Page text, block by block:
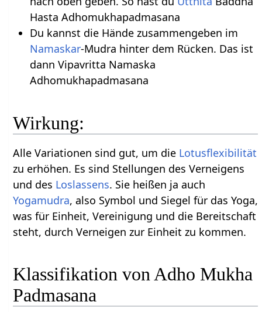
Hasta Adhomukhapadmasana
Du kannst die Hände zusammengeben im
Namaskar-Mudra hinter dem Rücken. Das ist
dann Vipavritta Namaska
Adhomukhapadmasana
Wirkung:
Alle Variationen sind gut, um die Lotusflexibilität
zu erhöhen. Es sind Stellungen des Verneigens
und des Loslassens. Sie heißen ja auch
Yogamudra, also Symbol und Siegel für das Yoga,
was für Einheit, Vereinigung und die Bereitschaft
steht, durch Verneigen zur Einheit zu kommen.
Klassifikation von Adho Mukha
Padmasana